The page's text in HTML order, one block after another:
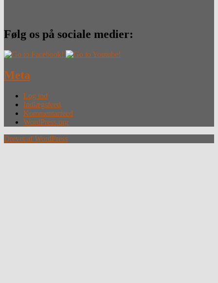
Følg os på sociale medier:
Meta
Log ind
Indlægsfeed
Kommentarfeed
WordPress.org
Drevet af WordPress